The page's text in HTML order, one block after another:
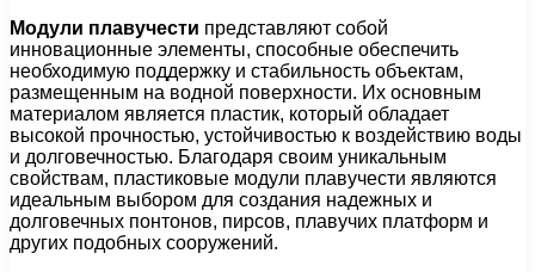
Модули плавучести представляют собой
инновационные элементы, способные обеспечить
необходимую поддержку и стабильность объектам,
размещенным на водной поверхности. Их основным
материалом является пластик, который обладает
высокой прочностью, устойчивостью к воздействию воды
и долговечностью. Благодаря своим уникальным
свойствам, пластиковые модули плавучести являются
идеальным выбором для создания надежных и
долговечных понтонов, пирсов, плавучих платформ и
других подобных сооружений.